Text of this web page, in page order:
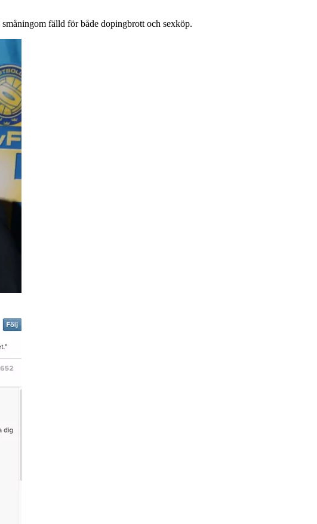
fälld för både dopingbrott och sexköp.